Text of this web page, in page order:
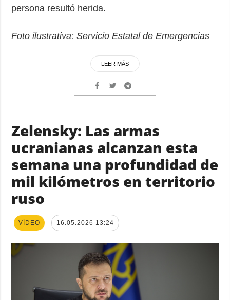
persona resultó herida.
Foto ilustrativa: Servicio Estatal de Emergencias
LEER MÁS
Zelensky: Las armas
ucranianas alcanzan esta
semana una profundidad de
mil kilómetros en territorio
ruso
VÍDEO 16.05.2026 13:24